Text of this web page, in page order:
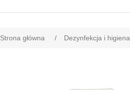
Strona główna / Dezynfekcja i higiena